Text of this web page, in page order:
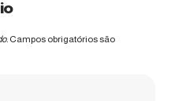
Campos obrigatórios são